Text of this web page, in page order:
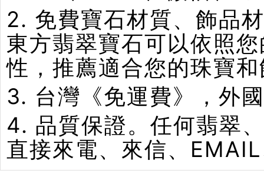
2. 免費寶石材質、飾品
東方翡翠寶石可以依照
性，推薦適合您的珠寶
3. 台灣《免運費》，外
4. 品質保證。任何翡翠
直接來電、來信、